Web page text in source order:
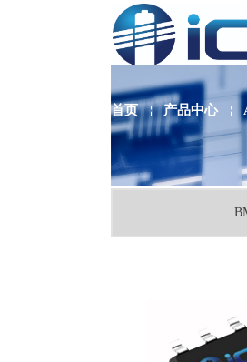
首页 ￤ 产品中心 ￤